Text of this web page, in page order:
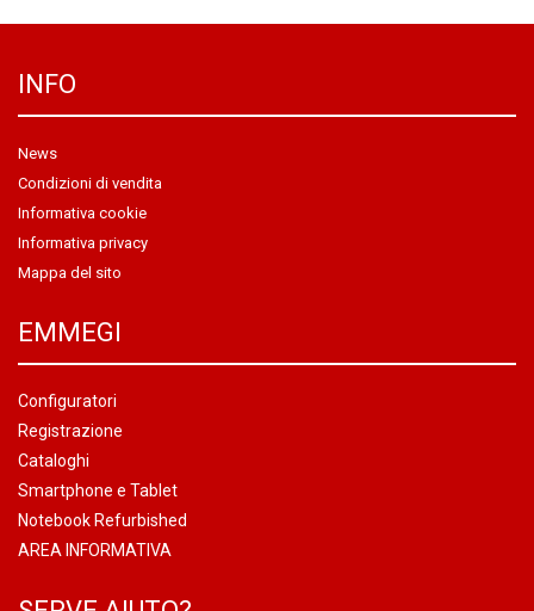
INFO
News
Condizioni di vendita
Informativa cookie
Informativa privacy
Mappa del sito
EMMEGI
Configuratori
Registrazione
Cataloghi
Smartphone e Tablet
Notebook Refurbished
AREA INFORMATIVA